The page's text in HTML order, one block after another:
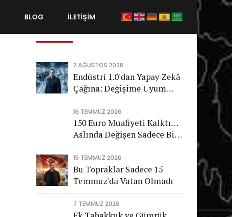
BLOG İLETİŞİM
Son Gönderiler
2 AĞUSTOS 2026
Endüstri 1.0'dan Yapay Zekâ
Çağına: Değişime Uyum
Nasıl Bir Gelecek Bekliyor?
16 TEMMUZ 2026
150 Euro Muafiyeti Kalktı…
Aslında Değişen Sadece Bir
15 TEMMUZ 2026
Bu Topraklar Sadece 15
Temmuz'da Vatan Olmadı
7 TEMMUZ 2026